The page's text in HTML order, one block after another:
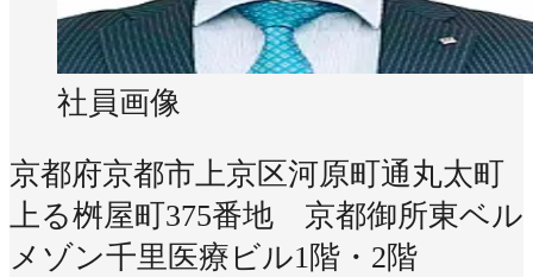
社員画像
京都府京都市上京区河原町通丸太町
上る桝屋町375番地 京都御所東ベル
メゾン千里医療ビル1階・2階